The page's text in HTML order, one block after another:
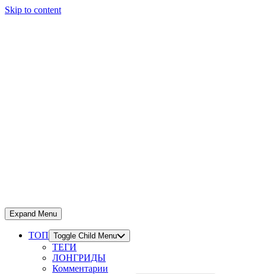
Skip to content
Expand Menu
ТОП Toggle Child Menu
ТЕГИ
ЛОНГРИДЫ
Комментарии